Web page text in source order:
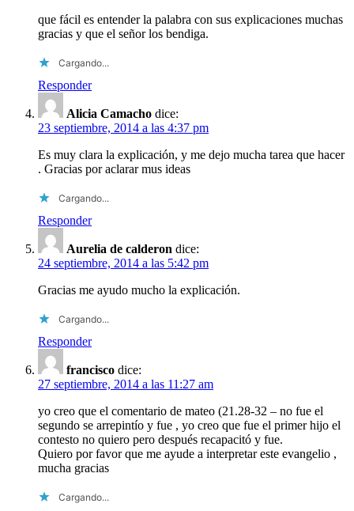
que fácil es entender la palabra con sus explicaciones muchas
gracias y que el señor los bendiga.
Cargando...
Responder
Alicia Camacho dice:
23 septiembre, 2014 a las 4:37 pm
Es muy clara la explicación, y me dejo mucha tarea que hacer
. Gracias por aclarar mus ideas
Cargando...
Responder
Aurelia de calderon dice:
24 septiembre, 2014 a las 5:42 pm
Gracias me ayudo mucho la explicación.
Cargando...
Responder
francisco dice:
27 septiembre, 2014 a las 11:27 am
yo creo que el comentario de mateo (21.28-32 – no fue el
segundo se arrepintío y fue , yo creo que fue el primer hijo el
contesto no quiero pero después recapacitó y fue.
Quiero por favor que me ayude a interpretar este evangelio ,
mucha gracias
Cargando...